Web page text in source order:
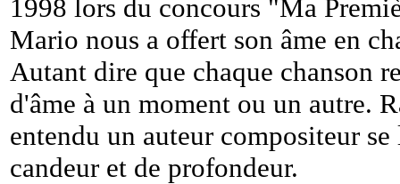
1998 lors du concours "Ma
Mario nous a offert son âme en
Autant dire que chaque chanson
d'âme à un moment ou un autre.
entendu un auteur compositeur
candeur et de profondeur.